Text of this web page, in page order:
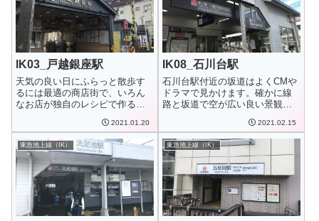
IK03_戸越銀座駅
天気の良い日にふらっと散歩す
るには最適の商店街で、いろん
なお店が独自のレシピで作る
2021.01.20
IK08_石川台駅
石川台駅付近の坂道はよくCMや
ドラマで見かけます。確かに線
路と坂道で空が広い良い景観だ
2021.02.15
東急池上線（IK） 東急池上線（IK）